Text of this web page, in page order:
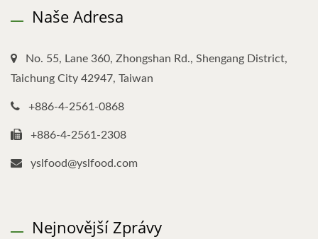
Naše Adresa
No. 55, Lane 360, Zhongshan Rd., Shengang District,
Taichung City 42947, Taiwan
+886-4-2561-0868
+886-4-2561-2308
yslfood@yslfood.com
Nejnovější Zprávy